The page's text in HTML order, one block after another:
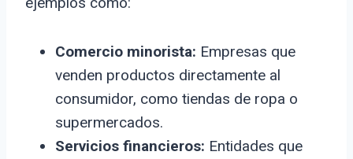
Comercio minorista: Empresas que
venden productos directamente al
consumidor, como tiendas de ropa o
supermercados.
Servicios financieros: Entidades que